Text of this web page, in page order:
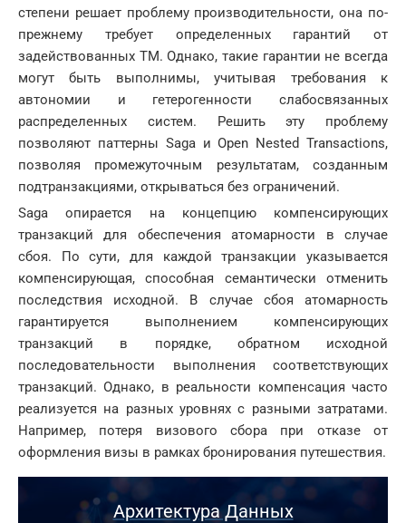
степени решает проблему производительности, она по-
прежнему требует определенных гарантий от
задействованных ТМ. Однако, такие гарантии не всегда
могут быть выполнимы, учитывая требования к
автономии и гетерогенности слабосвязанных
распределенных систем. Решить эту проблему
позволяют паттерны Saga и Open Nested Transactions,
позволяя промежуточным результатам, созданным
подтранзакциями, открываться без ограничений.
Saga опирается на концепцию компенсирующих
транзакций для обеспечения атомарности в случае
сбоя. По сути, для каждой транзакции указывается
компенсирующая, способная семантически отменить
последствия исходной. В случае сбоя атомарность
гарантируется выполнением компенсирующих
транзакций в порядке, обратном исходной
последовательности выполнения соответствующих
транзакций. Однако, в реальности компенсация часто
реализуется на разных уровнях с разными затратами.
Например, потеря визового сбора при отказе от
оформления визы в рамках бронирования путешествия.
Архитектура Данных